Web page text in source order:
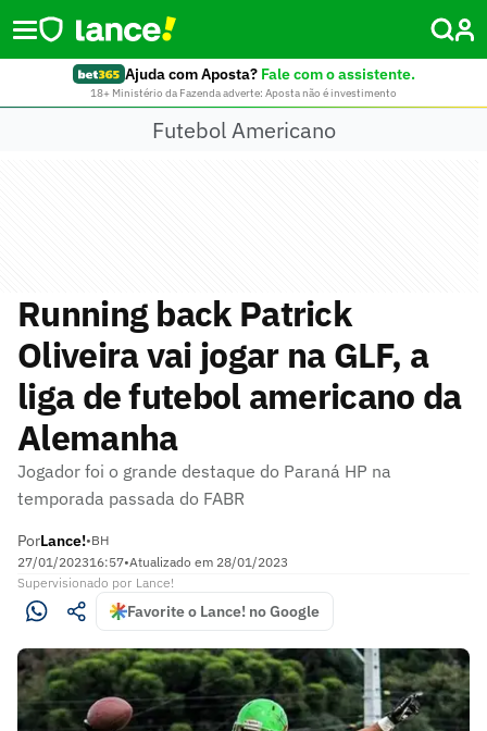
Ajuda com Aposta? Fale com o assistente.
18+ Ministério da Fazenda adverte: Aposta não é investimento
Futebol Americano
Running back Patrick
Oliveira vai jogar na GLF, a
liga de futebol americano da
Alemanha
Jogador foi o grande destaque do Paraná HP na
temporada passada do FABR
PorLance!•BH
27/01/202316:57•Atualizado em 28/01/2023
Supervisionado por Lance!
Favorite o Lance! no Google